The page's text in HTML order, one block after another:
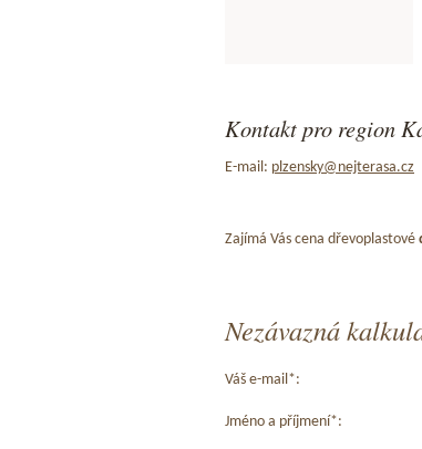
Kontakt pro region
E-mail: plzensky@nejterasa.cz
Zajímá Vás cena dřevoplastové
Nezávazná
Váš e-mail*:
Jméno a příjmení*: